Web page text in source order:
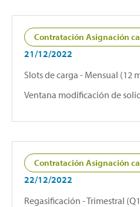
Contratación Asignación
21/12/2022
Slots de carga - Mensual (12
Ventana modificación de
Contratación Asignación
22/12/2022
Regasificación - Trimestral